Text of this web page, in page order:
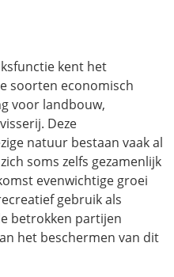
kent het
soorten economisch
voor landbouw,
Deze
natuur bestaan vaak al
soms zelfs gezamenlijk
evenwichtige groei
gebruik als
betrokken partijen
het beschermen van dit